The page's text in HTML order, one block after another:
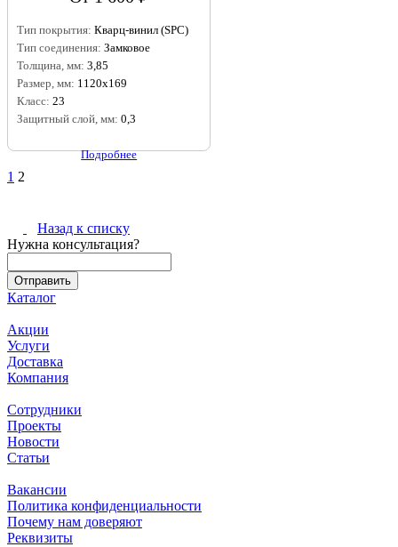
Тип покрытия: Кварц-винил (SPC)
Тип соединения: Замковое
Толщина, мм: 3,85
Размер, мм: 1120x169
Класс: 23
Защитный слой, мм: 0,3
Подробнее
1 2
Назад к списку
Нужна консультация?
Каталог
Акции
Услуги
Доставка
Компания
Сотрудники
Проекты
Новости
Статьи
Вакансии
Политика конфиденциальности
Почему нам доверяют
Реквизиты